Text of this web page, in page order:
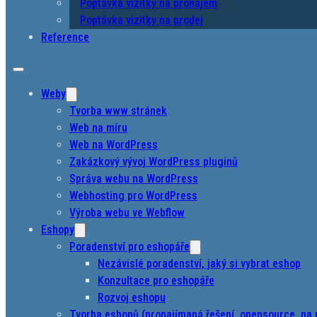
Poptávka vizitky na pronájem
Poptávka vizitky na prodej
Reference
Weby
Tvorba www stránek
Web na míru
Web na WordPress
Zakázkový vývoj WordPress pluginů
Správa webu na WordPress
Webhosting pro WordPress
Výroba webu ve Webflow
Eshopy
Poradenství pro eshopáře
Nezávislé poradenství, jaký si vybrat eshop
Konzultace pro eshopáře
Rozvoj eshopu